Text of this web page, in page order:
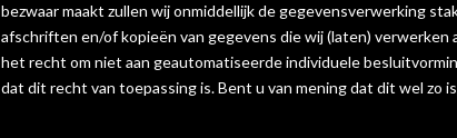
bezwaar maakt zullen wij onmiddellijk de gegevensverwerking
afschriften en/of kopieën van gegevens die wij (laten)
het recht om niet aan geautomatiseerde individuele
dat dit recht van toepassing is. Bent u van mening dat dit wel zo